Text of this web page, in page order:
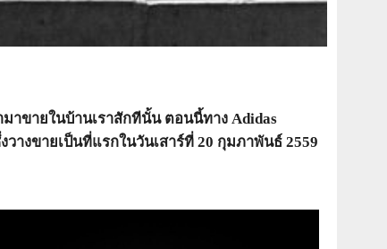
มาขายในบ้านเราสักทีนั้น ตอนนี้ทาง Adidas
างขายเป็นที่แรกในวันเสาร์ที่ 20 กุมภาพันธ์ 2559